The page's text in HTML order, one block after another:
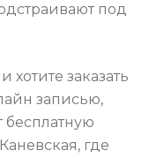
под
заказать
записью,
где